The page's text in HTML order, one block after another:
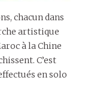
chacun dans
artistique
à la Chine
C’est
en solo